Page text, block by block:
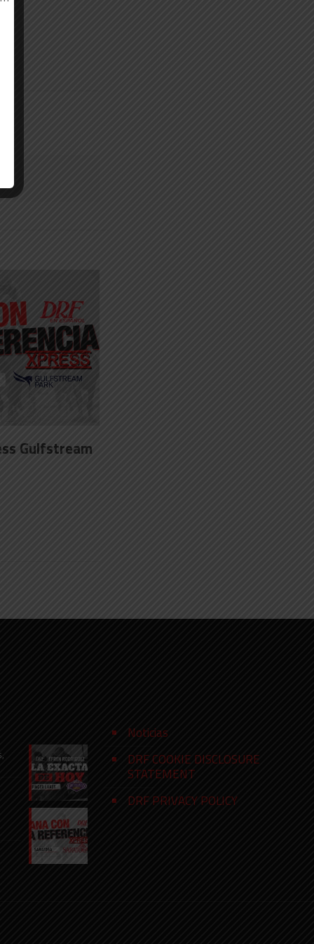
Gulfstream
Noticias
DRF COOKIE DISCLOSURE
STATEMENT
DRF PRIVACY POLICY